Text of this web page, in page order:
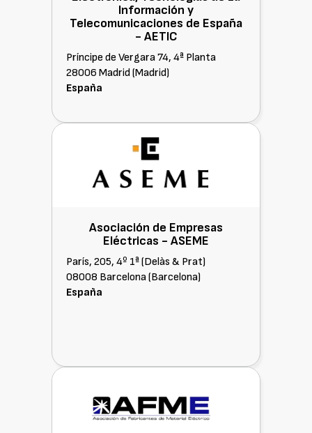
Información y
Telecomunicaciones de España
- AETIC
Príncipe de Vergara 74, 4ª Planta
28006 Madrid (Madrid)
España
Asociación de Empresas
Eléctricas - ASEME
París, 205, 4º 1ª (Delàs & Prat)
08008 Barcelona (Barcelona)
España